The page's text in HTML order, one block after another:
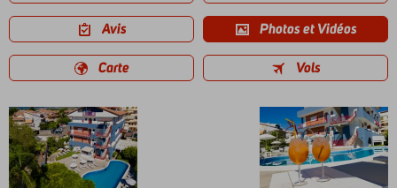
Avis Photos et Vidéos
Carte Vols